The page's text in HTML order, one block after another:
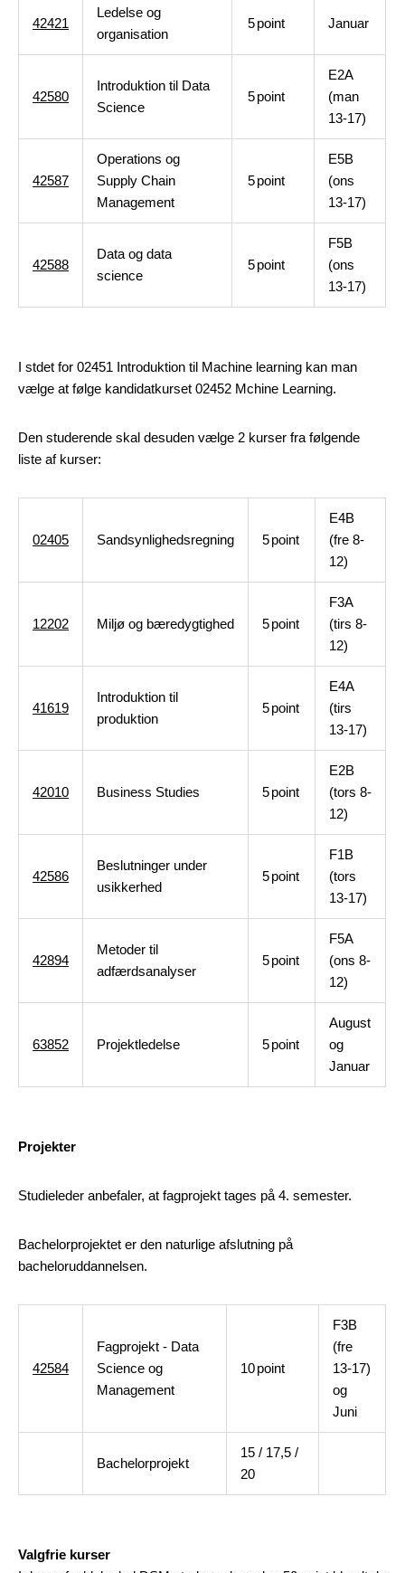
42421
Ledelse og
organisation
5point Januar
42580
Introduktion til Data
Science
5point
E2A
(man
13-17)
42587
Operations og
Supply Chain
Management
5point
E5B
(ons
13-17)
42588
Data og data
science
5point
F5B
(ons
13-17)
I stdet for 02451 Introduktion til Machine learning kan man
vælge at følge kandidatkurset 02452 Mchine Learning.
Den studerende skal desuden vælge 2 kurser fra følgende
liste af kurser:
02405 Sandsynlighedsregning 5point
E4B
(fre 8-
12)
12202 Miljø og bæredygtighed 5point
F3A
(tirs 8-
12)
41619
Introduktion til
produktion
5point
E4A
(tirs
13-17)
42010 Business Studies 5point
E2B
(tors 8-
12)
42586
Beslutninger under
usikkerhed
5point
F1B
(tors
13-17)
42894
Metoder til
adfærdsanalyser
5point
F5A
(ons 8-
12)
63852 Projektledelse 5point
August
og
Januar
Projekter
Studieleder anbefaler, at fagprojekt tages på 4. semester.
Bachelorprojektet er den naturlige afslutning på
bacheloruddannelsen.
42584
Fagprojekt - Data
Science og
Management
10point
F3B
(fre
13-17)
og
Juni
Bachelorprojekt
15 / 17,5 /
20
Valgfrie kurser